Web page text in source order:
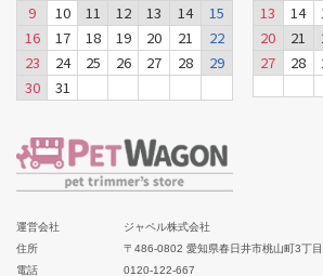
9
10 11 12 13 14
15
16
17 18 19 20 21
22
23
24 25 26 27 28
29
30
31
13
14
20
21
27
28
運営会社
ジャペル株式会社
住所
〒486-0802 愛知県春日井市桃山町3丁
電話
0120-122-667